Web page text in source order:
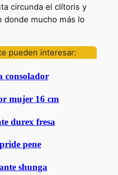
circunda el clítoris y
donde mucho más lo
pueden interesar:
consolador
mujer 16 cm
durex fresa
pene
shunga